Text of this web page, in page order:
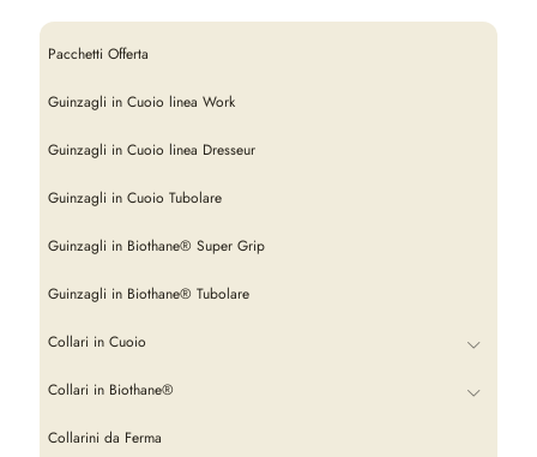
Pacchetti Offerta
Guinzagli in Cuoio linea Work
Guinzagli in Cuoio linea Dresseur
Guinzagli in Cuoio Tubolare
Guinzagli in Biothane® Super Grip
Guinzagli in Biothane® Tubolare
Collari in Cuoio
Collari in Biothane®
Collarini da Ferma